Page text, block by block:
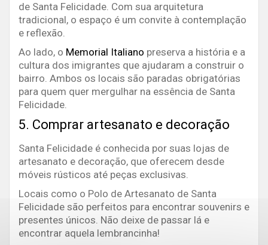
de Santa Felicidade. Com sua arquitetura
tradicional, o espaço é um convite à contemplação
e reflexão.
Ao lado, o Memorial Italiano preserva a história e a
cultura dos imigrantes que ajudaram a construir o
bairro. Ambos os locais são paradas obrigatórias
para quem quer mergulhar na essência de Santa
Felicidade.
5. Comprar artesanato e decoração
Santa Felicidade é conhecida por suas lojas de
artesanato e decoração, que oferecem desde
móveis rústicos até peças exclusivas.
Locais como o Polo de Artesanato de Santa
Felicidade são perfeitos para encontrar souvenirs e
presentes únicos. Não deixe de passar lá e
encontrar aquela lembrancinha!